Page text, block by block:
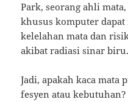
Park, seorang ahli
khusus komputer
kelelahan mata dan
akibat radiasi sinar biru.
Jadi, apakah kaca mata
fesyen atau